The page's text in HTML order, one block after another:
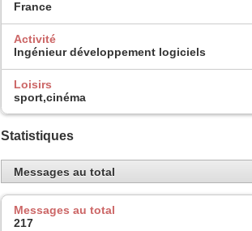
France
Activité
Ingénieur développement logiciels
Loisirs
sport,cinéma
Statistiques
Messages au total
Messages au total
217